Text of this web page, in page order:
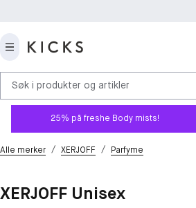
Søk i produkter og artikler
25% på freshe Body mists!
Alle merker / XERJOFF / Parfyme
XERJOFF Unisex